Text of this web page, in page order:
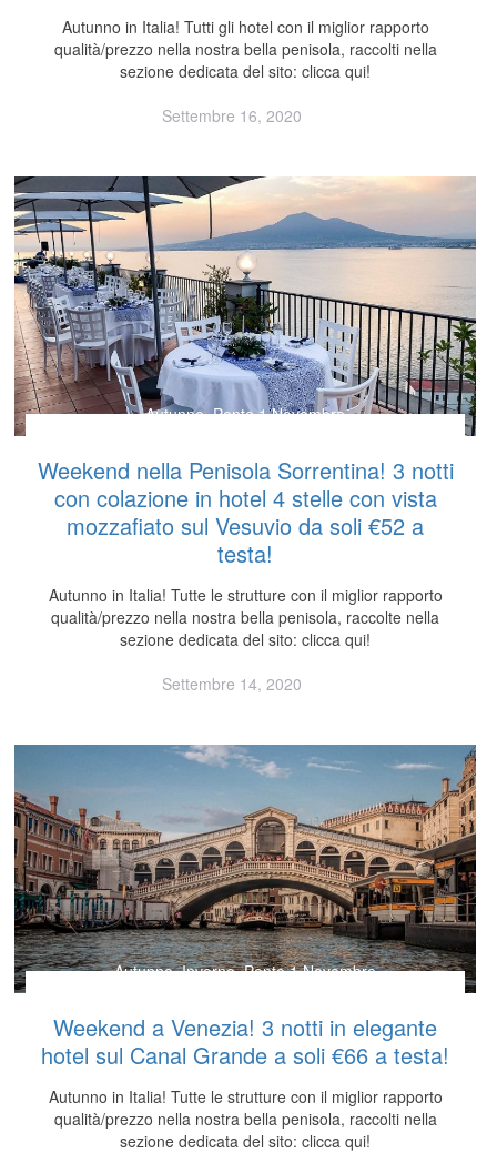
Autunno in Italia! Tutti gli hotel con il miglior rapporto
qualità/prezzo nella nostra bella penisola, raccolti nella
sezione dedicata del sito: clicca qui!
Settembre 16, 2020
Autunno,Ponte 1 Novembre
Weekend nella Penisola Sorrentina! 3 notti
con colazione in hotel 4 stelle con vista
mozzafiato sul Vesuvio da soli €52 a
testa!
Autunno in Italia! Tutte le strutture con il miglior rapporto
qualità/prezzo nella nostra bella penisola, raccolte nella
sezione dedicata del sito: clicca qui!
Settembre 14, 2020
Autunno,Inverno,Ponte 1 Novembre
Weekend a Venezia! 3 notti in elegante
hotel sul Canal Grande a soli €66 a testa!
Autunno in Italia! Tutte le strutture con il miglior rapporto
qualità/prezzo nella nostra bella penisola, raccolti nella
sezione dedicata del sito: clicca qui!